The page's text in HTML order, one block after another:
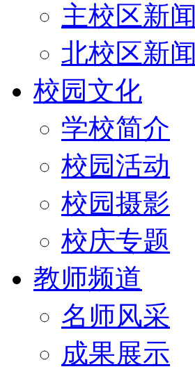
主校区新闻
北校区新闻
校园文化
学校简介
校园活动
校园摄影
校庆专题
教师频道
名师风采
成果展示